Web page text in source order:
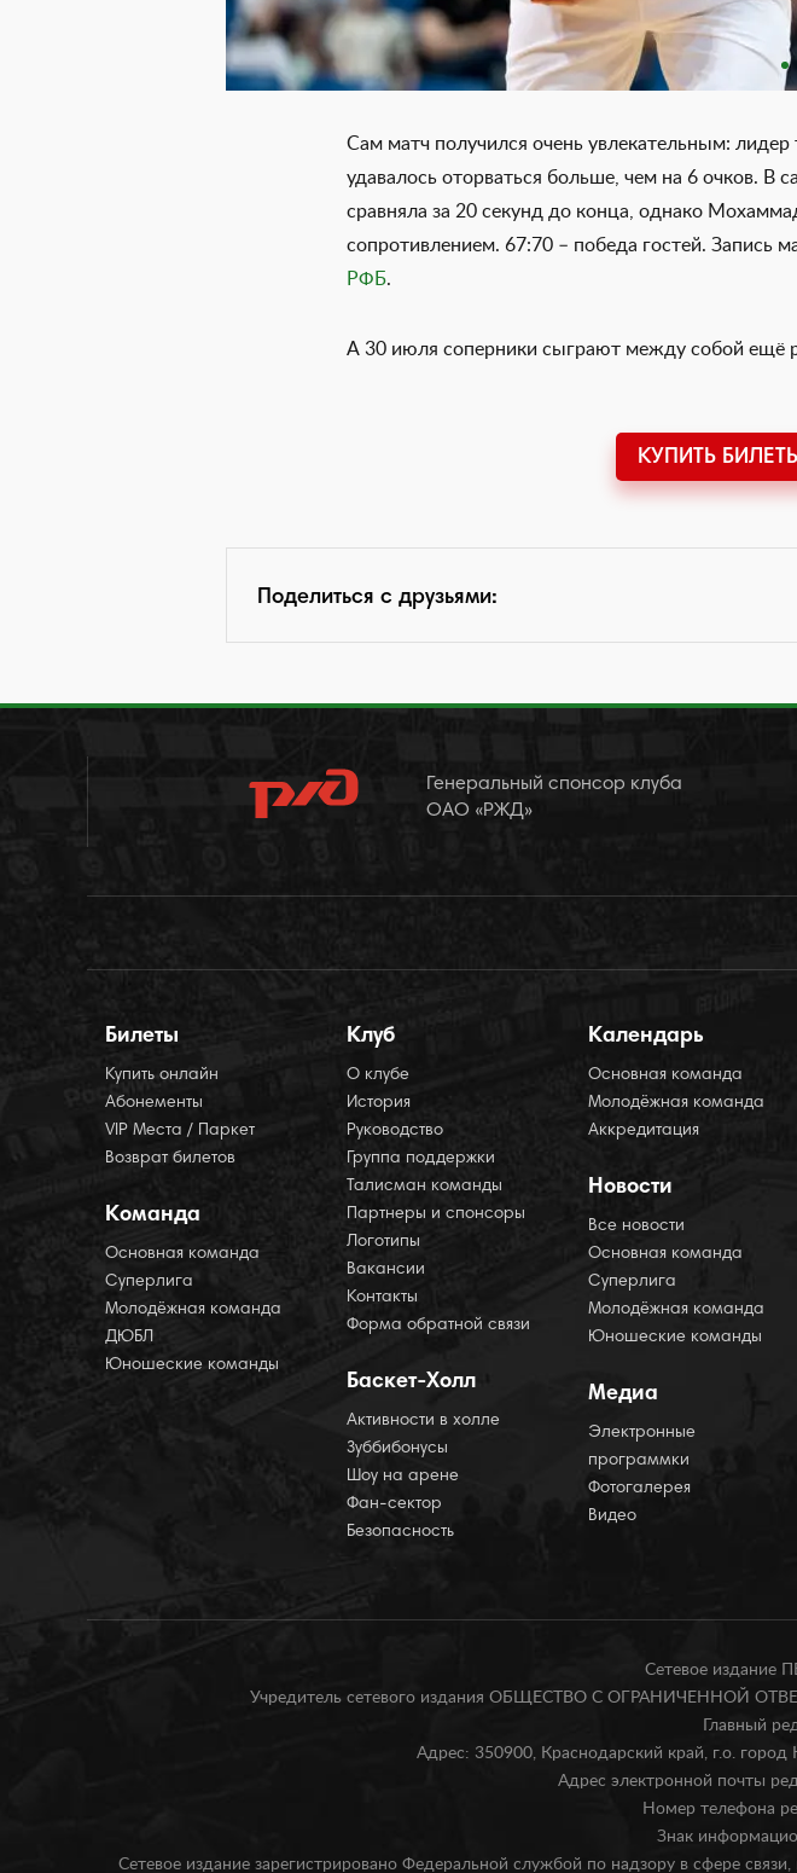
Сам матч получился очень увлекательным:
удавалось оторваться больше, чем на 6 очков. В
сравняла за 20 секунд до конца, однако
сопротивлением. 67:70 – победа гостей. Запись
РФБ.
А 30 июля соперники сыграют между собой ещё
КУПИТЬ
Поделиться с друзьями:
Генеральный спонсор клуба
ОАО «РЖД»
Билеты
Купить онлайн
Абонементы
VIP Места / Паркет
Возврат билетов
Команда
Основная команда
Суперлига
Молодёжная команда
ДЮБЛ
Юношеские команды
Клуб
О клубе
История
Руководство
Группа поддержки
Талисман команды
Партнеры и спонсоры
Логотипы
Вакансии
Контакты
Форма обратной связи
Баскет-Холл
Активности в холле
Зуббибонусы
Шоу на арене
Фан-сектор
Безопасность
Календарь
Основная команда
Молодёжная команда
Аккредитация
Новости
Все новости
Основная команда
Суперлига
Молодёжная команда
Юношеские команды
Медиа
Электронные
программки
Фотогалерея
Видео
Сетевое издание
Учредитель сетевого издания ОБЩЕСТВО С ОГРАНИЧЕННОЙ
Главный
Адрес: 350900, Краснодарский край, г.о.
Адрес электронной почты
Номер телефона
Знак
Сетевое издание зарегистрировано Федеральной службой по надзору в сфере